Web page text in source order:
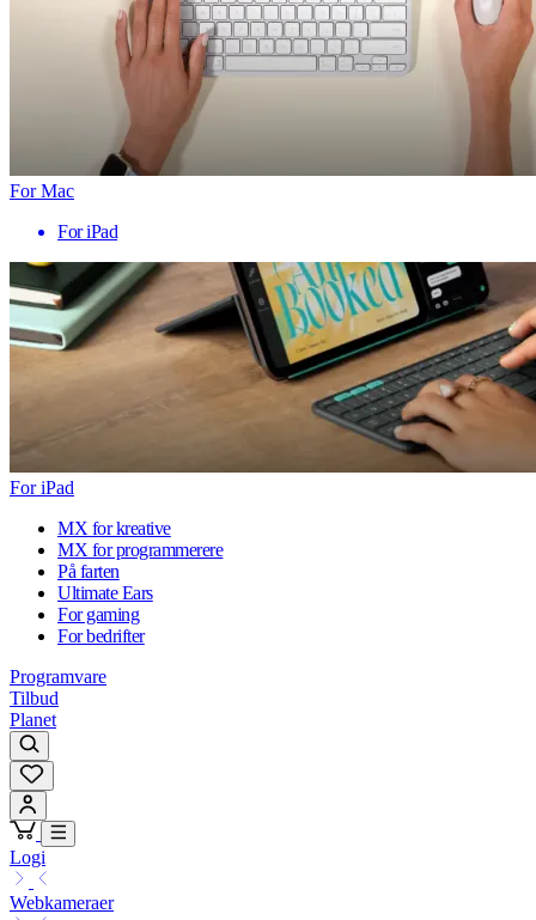
For Mac
For iPad
For iPad
MX for kreative
MX for programmerere
På farten
Ultimate Ears
For gaming
For bedrifter
Programvare
Tilbud
Planet
Logi
Webkameraer